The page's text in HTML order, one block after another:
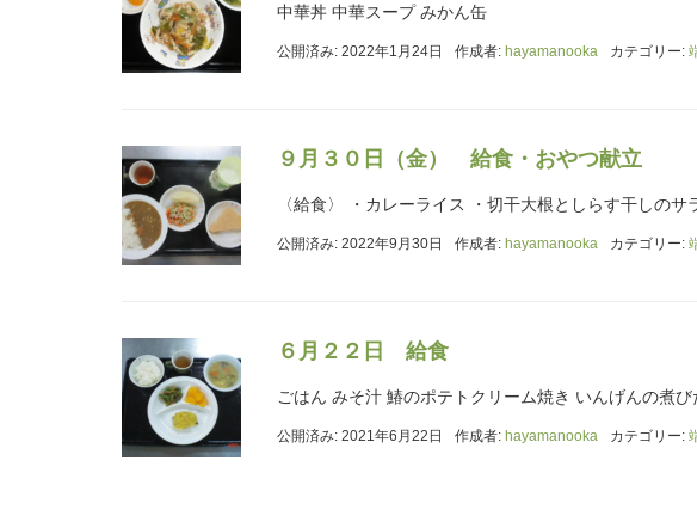
中華丼 中華スープ みかん缶
公開済み: 2022年1月24日 作成者: hayamanooka カテゴリー:
９月３０日（金） 給食・おやつ献立
〈給食〉 ・カレーライス ・切干大根としらす干しの
公開済み: 2022年9月30日 作成者: hayamanooka カテゴリー:
６月２２日 給食
ごはん みそ汁 鰆のポテトクリーム焼き いんげんの煮
公開済み: 2021年6月22日 作成者: hayamanooka カテゴリー: